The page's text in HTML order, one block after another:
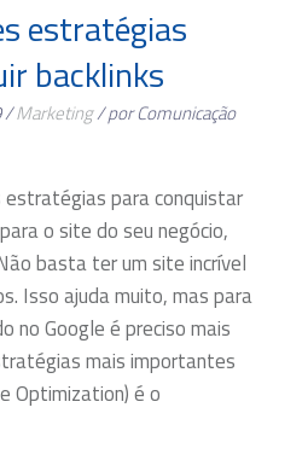
estratégias
backlinks
/Marketing/ por Comunicação
estratégias para conquistar
o site do seu negócio,
basta ter um site incrível
Isso ajuda muito, mas para
no Google é preciso mais
mais importantes
Optimization) é o